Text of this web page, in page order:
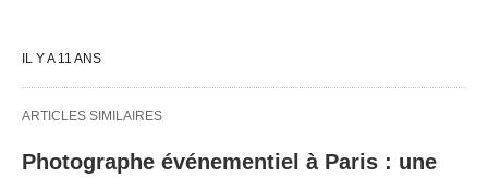
IL Y A 11 ANS
ARTICLES SIMILAIRES
Photographe événementiel à Paris : une